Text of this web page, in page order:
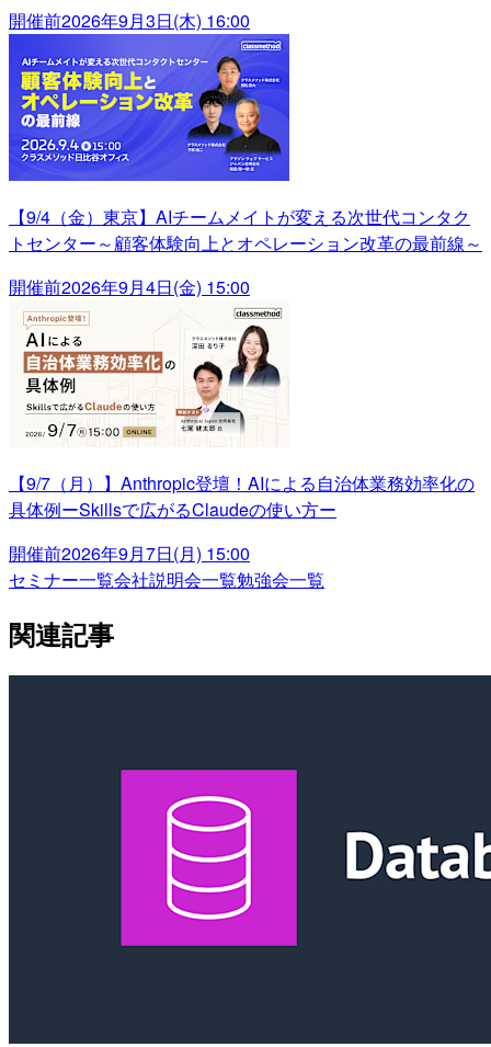
開催前2026年9月3日(木) 16:00
【9/4（金）東京】AIチームメイトが変える次世代コンタク
トセンター～顧客体験向上とオペレーション改革の最前線～
開催前2026年9月4日(金) 15:00
【9/7（月）】Anthropic登壇！AIによる自治体業務効率化の
具体例ーSkillsで広がるClaudeの使い方ー
開催前2026年9月7日(月) 15:00
セミナー一覧会社説明会一覧勉強会一覧
関連記事